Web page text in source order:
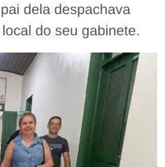
dela despachava
do seu gabinete.